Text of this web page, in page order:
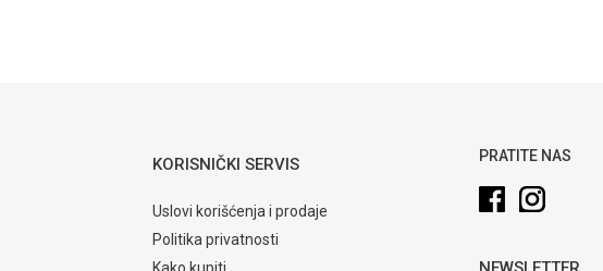
KORISNIČKI SERVIS
Uslovi korišćenja i prodaje
Politika privatnosti
Kako kupiti
PRATITE NAS